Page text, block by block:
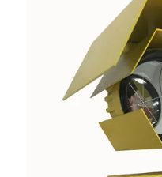
PRIVACY
POLICY